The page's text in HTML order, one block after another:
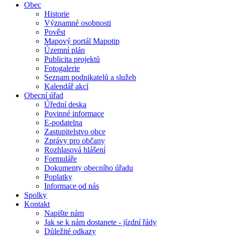
Obec
Historie
Významné osobnosti
Pověst
Mapový portál Mapotip
Územní plán
Publicita projektů
Fotogalerie
Seznam podnikatelů a služeb
Kalendář akcí
Obecní úřad
Úřední deska
Povinné informace
E-podatelna
Zastupitelstvo obce
Zprávy pro občany
Rozhlasová hlášení
Formuláře
Dokumenty obecního úřadu
Poplatky
Informace od nás
Spolky
Kontakt
Napište nám
Jak se k nám dostanete - jízdní řády
Důležité odkazy